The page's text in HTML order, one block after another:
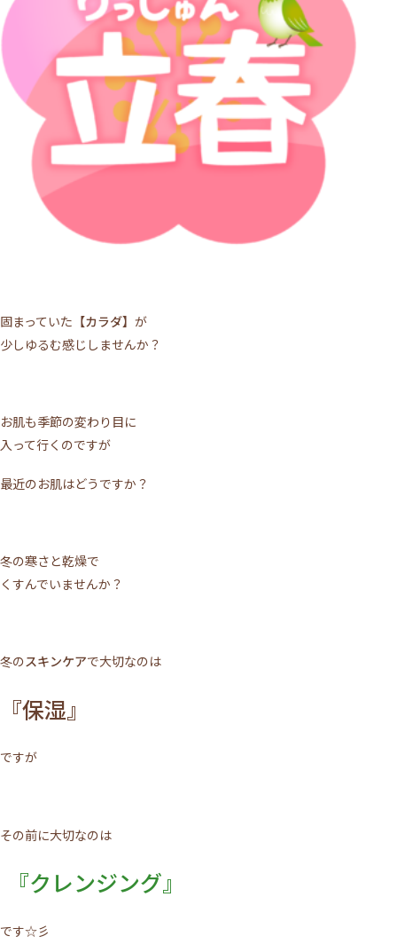
固まっていた 【カラダ】 が
少しゆるむ感じしませんか？
お肌も季節の変わり目に
入って行くのですが
最近のお肌はどうですか？
冬の寒さと乾燥で
くすんでいませんか？
冬のスキンケアで大切なのは
『保湿』
ですが
その前に大切なのは
『クレンジング』
です☆彡